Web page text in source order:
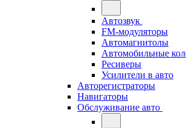
Автозвук
FM-модуляторы
Автомагнитолы
Автомобильные
Ресиверы
Усилители в авто
Авторегистраторы
Навигаторы
Обслуживание авто